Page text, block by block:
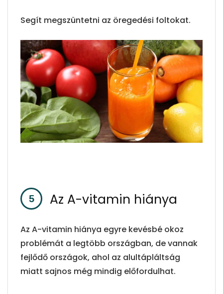
Segít megszüntetni az öregedési foltokat.
Az A-vitamin hiánya
Az A-vitamin hiánya egyre kevésbé okoz
problémát a legtöbb országban, de vannak
fejlődő országok, ahol az alultápláltság
miatt sajnos még mindig előfordulhat.